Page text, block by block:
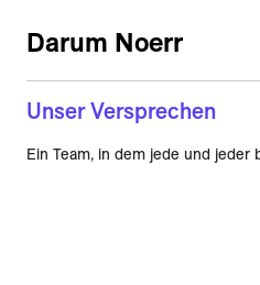
Darum Noerr
Unser Versprechen
Ein Team, in dem jede und jeder